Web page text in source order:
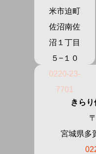
米市迫町
佐沼南佐
沼１丁目
５−１０
0220-23-
7701
きら
宮城県多